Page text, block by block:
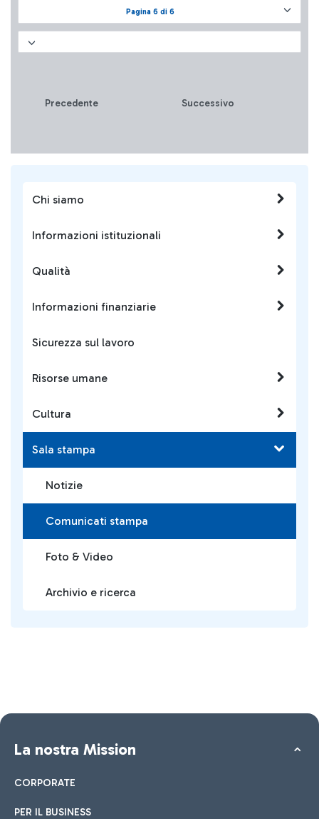
Chi siamo
Informazioni istituzionali
Qualità
Informazioni finanziarie
Sicurezza sul lavoro
Risorse umane
Cultura
Sala stampa
Notizie
Comunicati stampa
Foto & Video
Archivio e ricerca
pubblicata sul sito della
+ Approfondisci
Pagina 6 di 6
Precedente Successivo
La nostra Mission
CORPORATE
PER IL BUSINESS